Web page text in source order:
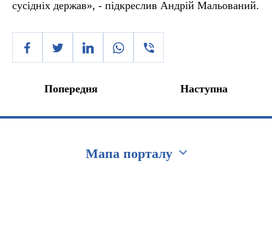
сусідніх держав», - підкреслив Андрій Мальований.
Попередня Наступна
Мапа порталу